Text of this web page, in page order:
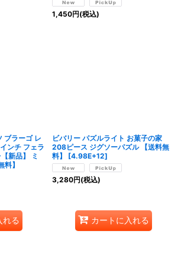
1,450円(税込)
ブラーゴ レ
ンチ フェラ
新品】 ミ
】
れる
ビバリー パズルライト お菓子の家
208ピース ジグソーパズル 【送料無
料】
[4.98E+12]
3,280円(税込)
カートに入れる